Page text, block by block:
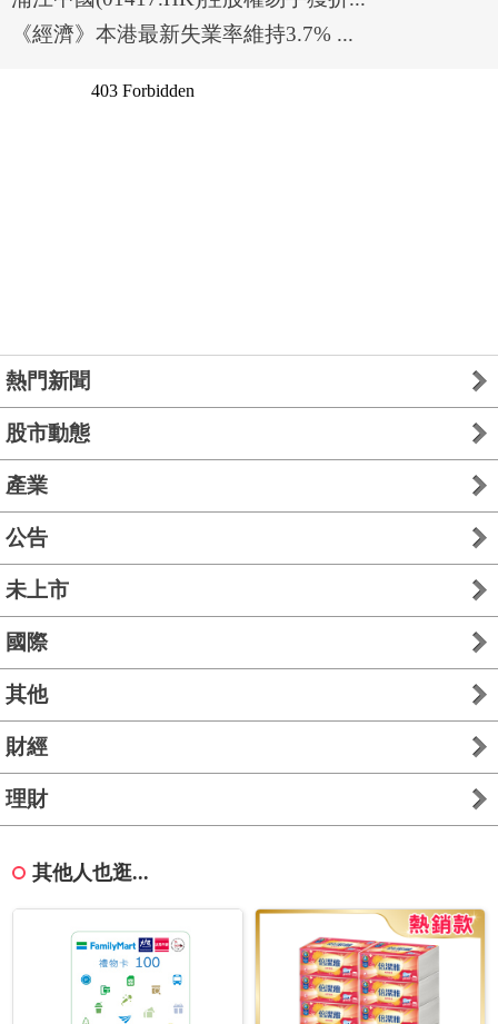
《經濟》本港最新失業率維持3.7% ...
熱門新聞
股市動態
產業
公告
未上市
國際
其他
財經
理財
其他人也逛...